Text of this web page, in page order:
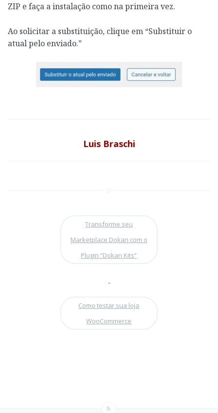
ZIP e faça a instalação como na primeira vez.
Ao solicitar a substituição, clique em “Substituir o
atual pelo enviado.”
Luis Braschi
Transforme seu
Marketplace Dokan com o
Plugin “Dokan Kits”
•
Como testar sua loja
WooCommerce